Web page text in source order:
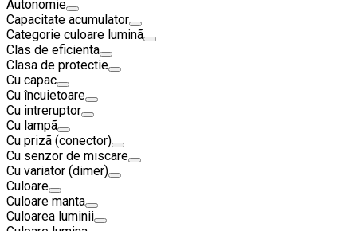
Autonomie
Capacitate acumulator
Categorie culoare luminã
Clas de eficienta
Clasa de protectie
Cu capac
Cu încuietoare
Cu intreruptor
Cu lampã
Cu prizã (conector)
Cu senzor de miscare
Cu variator (dimer)
Culoare
Culoare manta
Culoarea luminii